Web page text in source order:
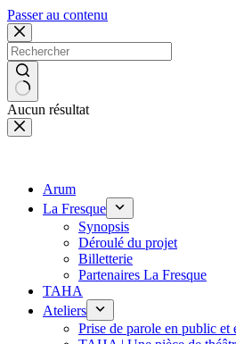
Panneau de gestion des cookies
Passer au contenu
Aucun résultat
Arum
La Fresque
Synopsis
Déroulé du projet
Billetterie
Partenaires La Fresque
TAHA
Ateliers
Prise de parole en public et